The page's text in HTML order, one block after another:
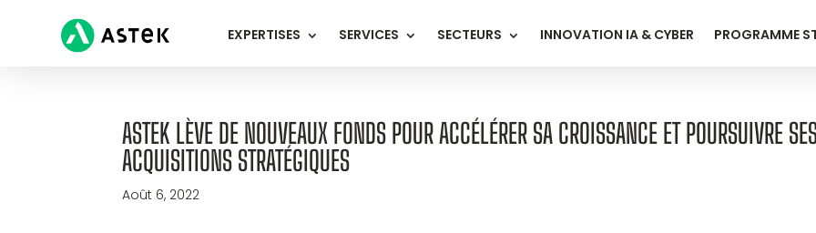
EXPERTISES SERVICES SECTEURS INNOVATION IA & CYBER PROGRAMME
ASTEK LÈVE DE NOUVEAUX FONDS POUR ACCÉLÉRER SA CROISSANCE ET POURSUIVRE
ACQUISITIONS STRATÉGIQUES
Août 6, 2022